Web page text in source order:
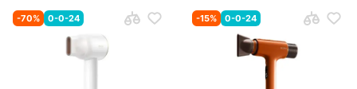
-70% 0-0-24 -15% 0-0-24